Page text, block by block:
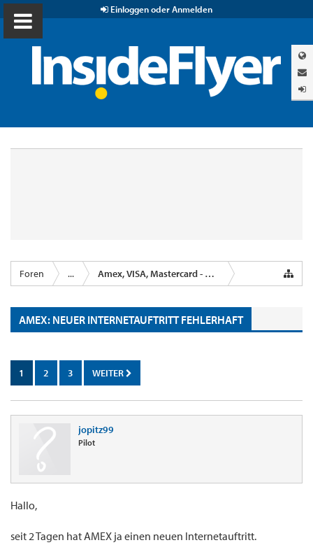
Einloggen oder Anmelden
Foren ... Amex, VISA, Mastercard - Kreditkartenanbieter
AMEX: NEUER INTERNETAUFTRITT FEHLERHAFT
1 2 3 WEITER
jopitz99
Pilot
Hallo,
seit 2 Tagen hat AMEX ja einen neuen Internetauftritt.